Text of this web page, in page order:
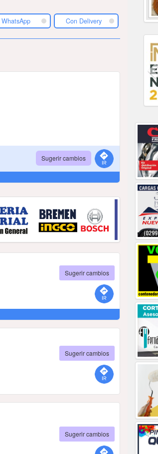
WhatsApp Con Delivery
Sugerir cambios
Sugerir cambios
Sugerir cambios
Sugerir cambios